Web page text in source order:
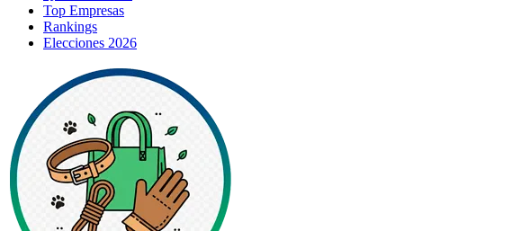
Top Empresas
Rankings
Elecciones 2026